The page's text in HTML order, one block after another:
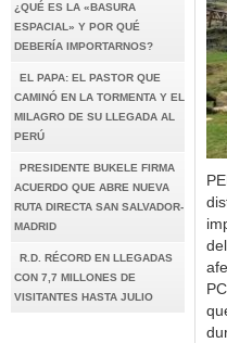
¿QUÉ ES LA «BASURA
ESPACIAL» Y POR QUÉ
DEBERÍA IMPORTARNOS?
EL PAPA: EL PASTOR QUE
CAMINÓ EN LA TORMENTA Y EL
MILAGRO DE SU LLEGADA AL
PERÚ
PRESIDENTE BUKELE FIRMA
ACUERDO QUE ABRE NUEVA
RUTA DIRECTA SAN SALVADOR-
MADRID
R.D. RÉCORD EN LLEGADAS
CON 7,7 MILLONES DE
VISITANTES HASTA JULIO